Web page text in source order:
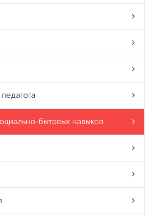
бытовых навыков